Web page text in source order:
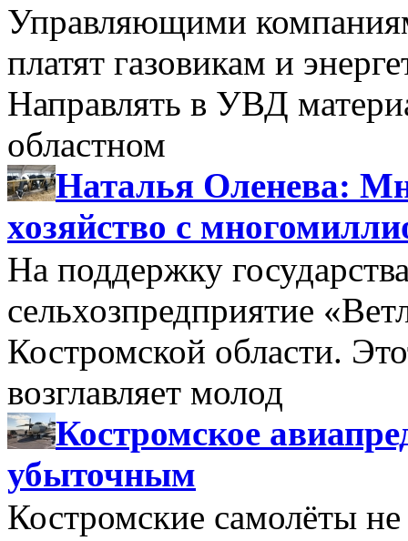
Управляющими
платят газовикам и
Направлять в УВД
областном
Наталья Оленева:
хозяйство с
На поддержку
сельхозпредприятие
Костромской области.
возглавляет молод
Костромское
убыточным
Костромские самолёты